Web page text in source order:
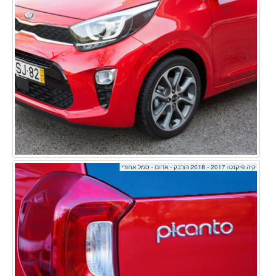
קיה פיקנטו 2017 - 2018 הצ'בק - אדום - סמל אחורי